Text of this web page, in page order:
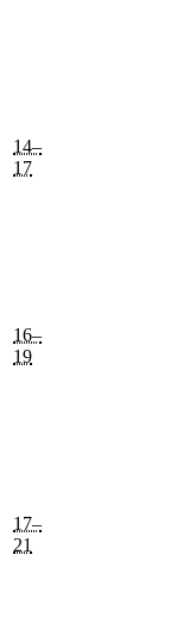
14–
17
16–
19
17–
21